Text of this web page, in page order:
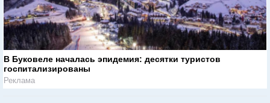
В Буковеле началась эпидемия: десятки туристов
госпитализированы
Реклама